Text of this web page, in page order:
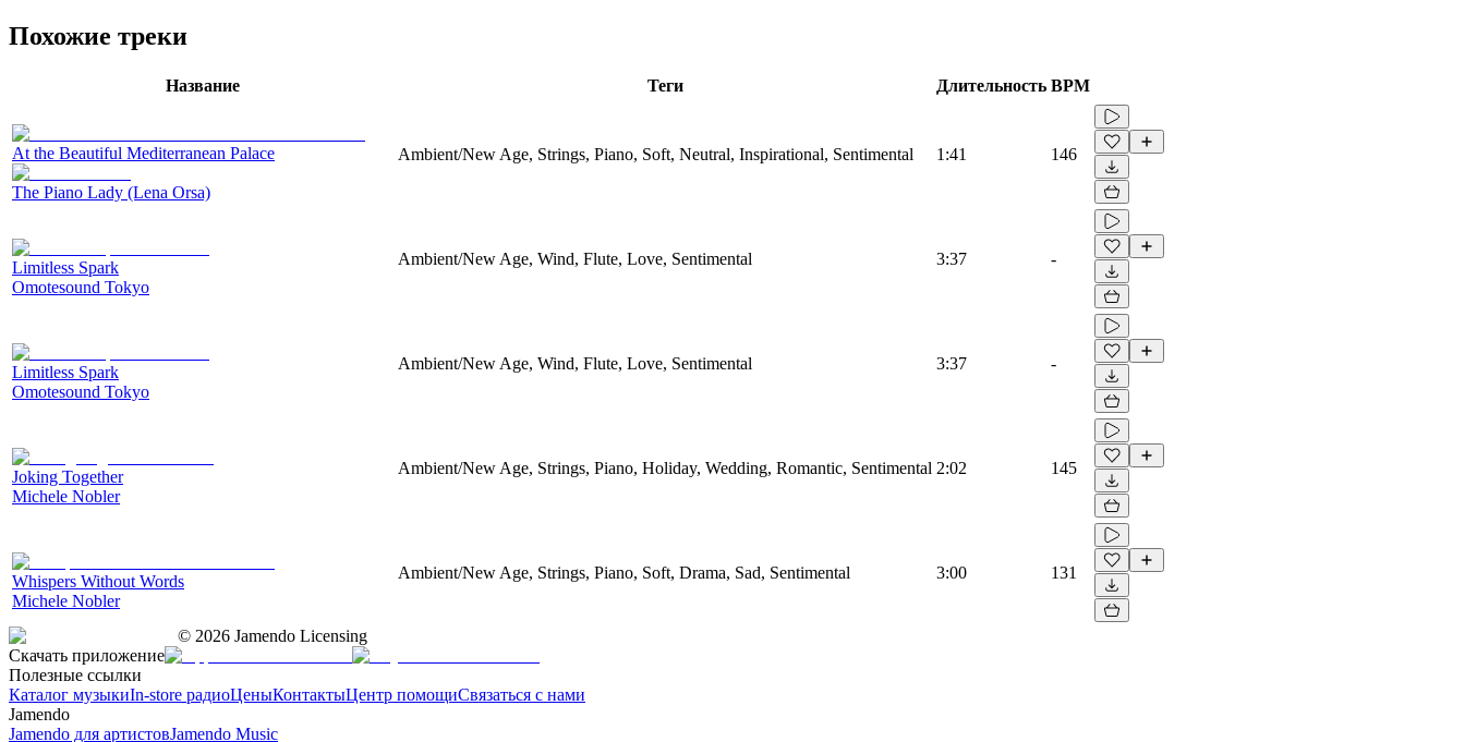
Похожие треки
Название Теги Длительность BPM
At the Beautiful Mediterranean Palace
The Piano Lady (Lena Orsa)
Ambient/New Age, Strings, Piano, Soft, Neutral, Inspirational, Sentimental 1:41 146
Limitless Spark
Omotesound Tokyo
Ambient/New Age, Wind, Flute, Love, Sentimental 3:37 -
Limitless Spark
Omotesound Tokyo
Ambient/New Age, Wind, Flute, Love, Sentimental 3:37 -
Joking Together
Michele Nobler
Ambient/New Age, Strings, Piano, Holiday, Wedding, Romantic, Sentimental 2:02 145
Whispers Without Words
Michele Nobler
Ambient/New Age, Strings, Piano, Soft, Drama, Sad, Sentimental 3:00 131
© 2026 Jamendo Licensing
Скачать приложение
Полезные ссылки
Каталог музыкиIn-store радиоЦеныКонтактыЦентр помощиСвязаться с нами
Jamendo
Jamendo для артистовJamendo Music